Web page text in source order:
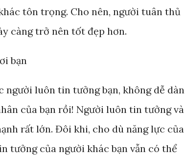
tôn trọng. Cho nên, người tuân thủ
càng trở nên tốt đẹp hơn.
bạn
người luôn tin tưởng bạn, không dễ
của bạn rồi! Người luôn tin tưởng
rất lớn. Đôi khi, cho dù năng lực của
tưởng của người khác bạn vẫn có thể